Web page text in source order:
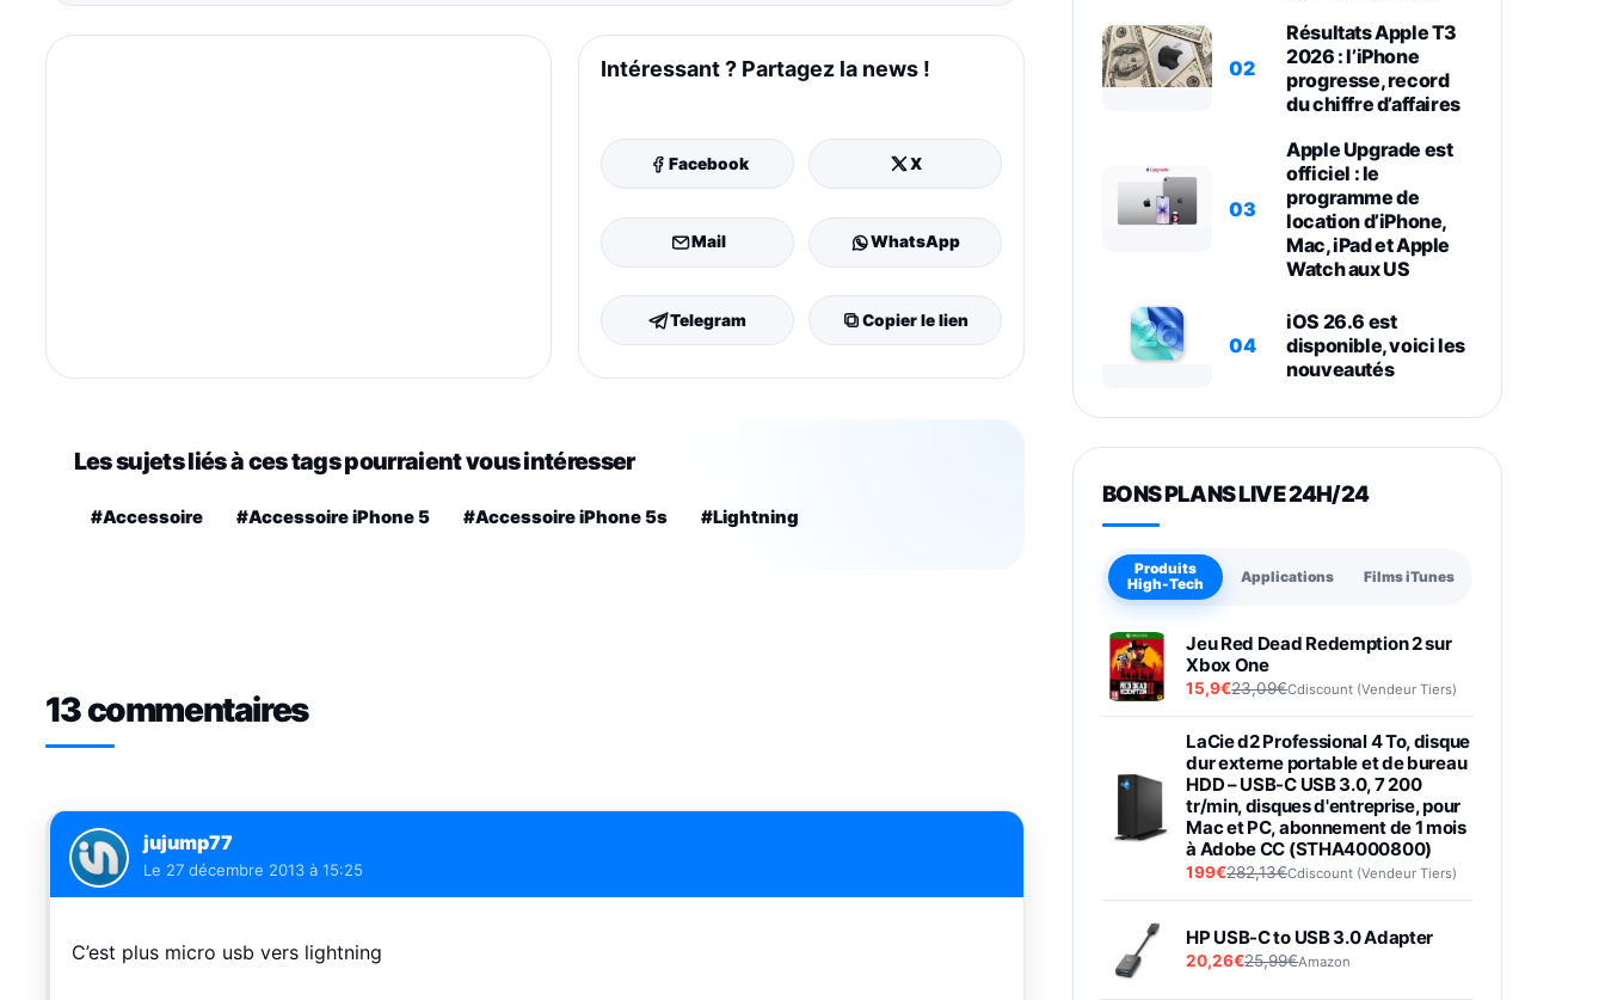
Intéressant ? Partagez la news !
Facebook X
Mail WhatsApp
Telegram Copier le lien
Les sujets liés à ces tags pourraient vous intéresser
#Accessoire #Accessoire iPhone 5 #Accessoire iPhone 5s #Lightning
13 commentaires
jujump77
Le 27 décembre 2013 à 15:25
C’est plus micro usb vers lightning
02
Résultats Apple T3
2026 : l’iPhone
progresse, record
du chiffre d’affaires
03
Apple Upgrade est
officiel : le
programme de
location d’iPhone,
Mac, iPad et Apple
Watch aux US
04
iOS 26.6 est
disponible, voici les
nouveautés
BONS PLANS LIVE 24H/24
Produits
High-Tech
Applications Films iTunes
Jeu Red Dead Redemption 2 sur
Xbox One
15,9€23,09€Cdiscount (Vendeur Tiers)
LaCie d2 Professional 4 To, disque
dur externe portable et de bureau
HDD – USB-C USB 3.0, 7 200
tr/min, disques d'entreprise, pour
Mac et PC, abonnement de 1 mois
à Adobe CC (STHA4000800)
199€282,13€Cdiscount (Vendeur Tiers)
HP USB-C to USB 3.0 Adapter
20,26€25,99€Amazon